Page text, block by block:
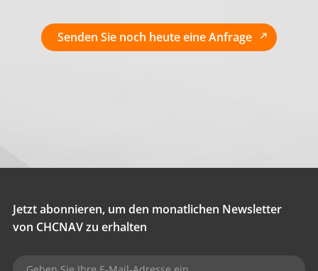
Senden Sie noch heute eine Anfrage
Jetzt abonnieren, um den monatlichen Newsletter
von CHCNAV zu erhalten